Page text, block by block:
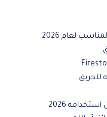
لعام 2026
للحريق